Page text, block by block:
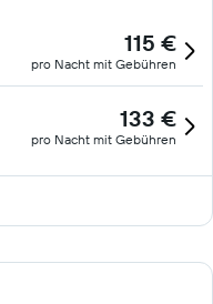
115 €
pro Nacht mit Gebühren
133 €
pro Nacht mit Gebühren